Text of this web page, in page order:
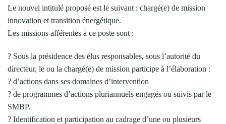
Le nouvel intitulé proposé est le suivant : chargé(e) de mission
innovation et transition énergétique.
Les missions afférentes à ce poste sont :
? Sous la présidence des élus responsables, sous l’autorité du
directeur, le ou la chargé(e) de mission participe à l’élaboration :
? d’actions dans ses domaines d’intervention
? de programmes d’actions pluriannuels engagés ou suivis par le
SMBP.
? Identification et participation au cadrage d’une ou plusieurs